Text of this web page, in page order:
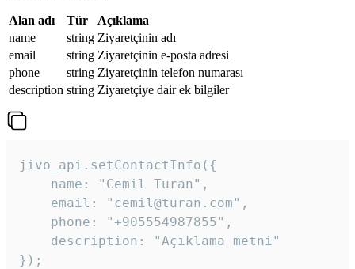
Alan adı Tür
Açıklama
name
string Ziyaretçinin adı
email
string Ziyaretçinin e-posta adresi
phone
string Ziyaretçinin telefon numarası
description string Ziyaretçiye dair ek bilgiler
jivo_api.setContactInfo({
    name: "Cemil Turan",
    email: "cemil@turan.com",
    phone: "+905554987855",
    description: "Açıklama metni"
});